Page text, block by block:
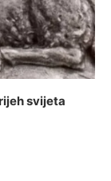
svijeta